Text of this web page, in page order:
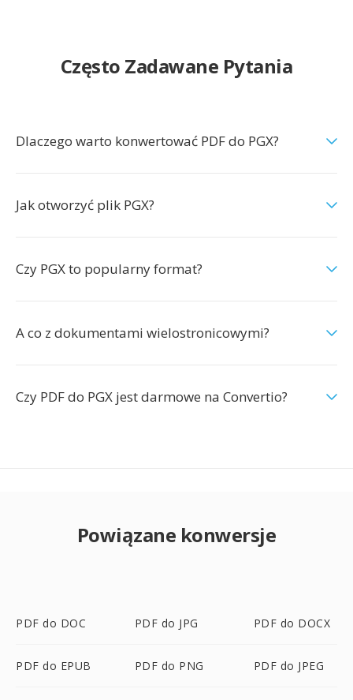
Często Zadawane Pytania
Dlaczego warto konwertować PDF do PGX?
Jak otworzyć plik PGX?
Czy PGX to popularny format?
A co z dokumentami wielostronicowymi?
Czy PDF do PGX jest darmowe na Convertio?
Powiązane konwersje
PDF do DOC PDF do JPG PDF do DOCX
PDF do EPUB PDF do PNG PDF do JPEG